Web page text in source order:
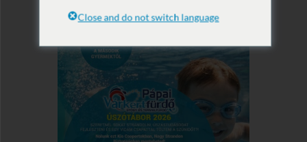
Close and do not switch language